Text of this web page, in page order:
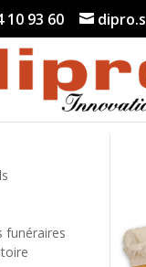
10 93 60
funéraires